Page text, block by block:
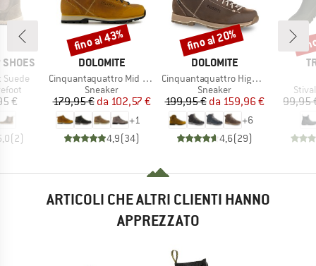
SHOES
Suede
€
(2)
MARCHIO
DOLOMITE
Articolo
Cinquantaquattro Mid Full Grain Leather Evo
Gruppo di prodotti
Sneaker
Prezzo
179,95 € Prezzo ridotto
da 102,57 €
+1
4,9(34)
Sconto
fino al 43%
MARCHIO
DOLOMITE
Articolo
Cinquantaquattro High Full Grain Leather Evo GTX
Gruppo di prodotti
Sneaker
Prezzo
199,95 € Prezzo ridotto
da 159,96 €
+6
4,6(29)
Sconto
fino al 20%
99,95
ARTICOLI CHE ALTRI CLIENTI HANNO
APPREZZATO